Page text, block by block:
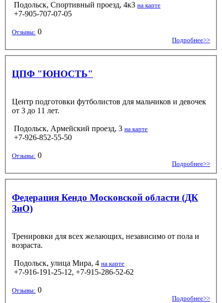
Подольск, Спортивный проезд, 4к3 на карте
+7-905-707-07-05
Отзывы: 0
Подробнее>>
ЦПФ "ЮНОСТЬ"
Центр подготовки футболистов для мальчиков и девочек
от 3 до 11 лет.
Подольск, Армейский проезд, 3 на карте
+7-926-852-55-50
Отзывы: 0
Подробнее>>
Федерация Кендо Московской области (ДК
ЗиО)
Тренировки для всех желающих, независимо от пола и
возраста.
Подольск, улица Мира, 4 на карте
+7-916-191-25-12, +7-915-286-52-62
Отзывы: 0
Подробнее>>